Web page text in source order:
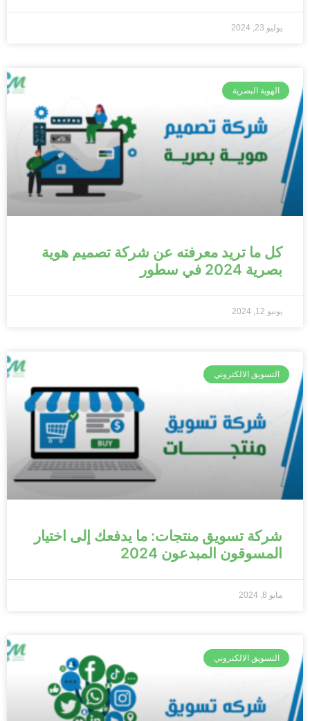
يوليو 23, 2024
الهوية البصرية
كل ما تريد معرفته عن شركة تصميم هوية
بصرية 2024 في سطور
يونيو 12, 2024
التسويق الالكتروني
شركة تسويق منتجات: ما يدفعك إلى اختيار
المسوقون المبدعون 2024
مايو 8, 2024
التسويق الالكتروني